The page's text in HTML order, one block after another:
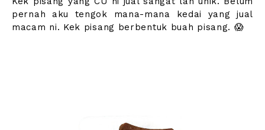
pernah aku tengok mana-mana kedai yang jual
macam ni. Kek pisang berbentuk buah pisang. 😱